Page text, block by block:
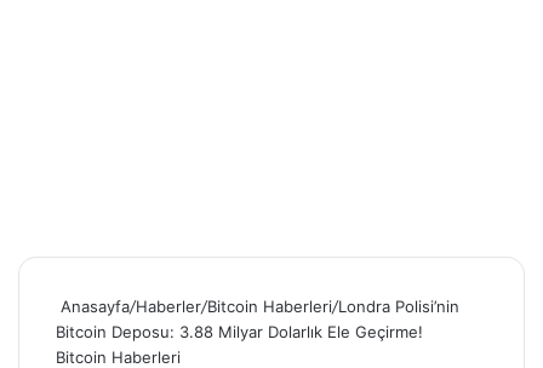
Anasayfa/Haberler/Bitcoin Haberleri/Londra Polisi’nin
Bitcoin Deposu: 3.88 Milyar Dolarlık Ele Geçirme!
Bitcoin Haberleri